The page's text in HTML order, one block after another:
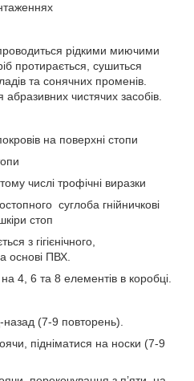
рідкими миючими
протирається, сушиться
та сонячних променів.
чистячих засобів.
на поверхні стопи
числі трофічні виразки
суглоба гнійничкові
стоп
з гігієнічного,
основі ПВХ.
4, 6 та 8 елементів в коробці.
(7-9 повторень).
підніматися на носки (7-9